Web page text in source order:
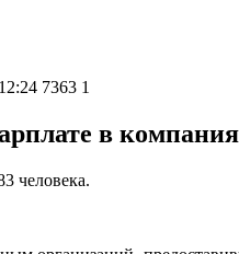
7363 1
в
человека.